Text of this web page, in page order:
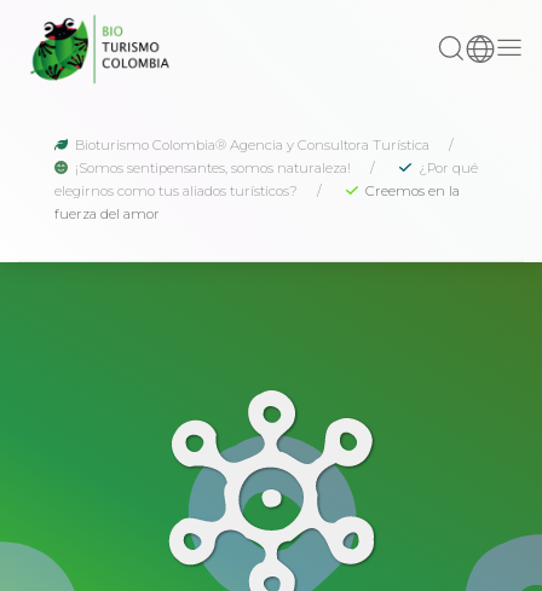
Bioturismo Colombia® Agencia y Consultora Turística
¡Somos sentipensantes, somos naturaleza!
¿Por qué
elegirnos como tus aliados turísticos?
Creemos en la
fuerza del amor